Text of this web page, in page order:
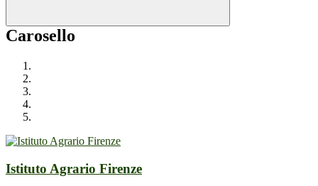
Carosello
Istituto Agrario Firenze